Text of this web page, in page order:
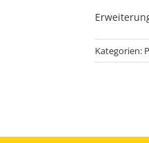
Kategorien: P